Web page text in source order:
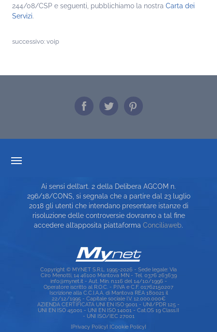
244/08/CSP e seguenti, pubblichiamo la nostra Carta dei
Servizi.
successivo:voip
CARTA DEI SERVIZI
TOP RICERCHE
SITE MAP
Ai sensi dell’art. 2 della Delibera AGCOM n.
296/18/CONS, si segnala che a partire dal 23 luglio
2018 gli utenti che intendano presentare istanze di
risoluzione delle controversie dovranno a tal fine
accedere all’apposita piattaforma Conciliaweb.
Copyright © MYNET S.R.L. 1995-2026 - Sede legale: Via
Ciro Menotti, 14 46100 Mantova MN - Tel. 0376 263639
info@mynet.it - Aut. Min. n.116 del 14/10/1996 -
Operatore iscritto al R.O.C. - P.IVA e C.F. 01762150207
Iscrizione alla C.C.I.A.A. di Mantova REA 180021 il
22/12/1995 - Capitale sociale I.V. 12.000.000€
AZIENDA CERTIFICATA UNI EN ISO 9001 - UNI/PDR 125 -
UNI EN ISO 45001 - UNI EN ISO 14001 - Cat.OS 19 Class.II
- UNI ISO/IEC 27001
[Privacy Policy] [Cookie Policy]